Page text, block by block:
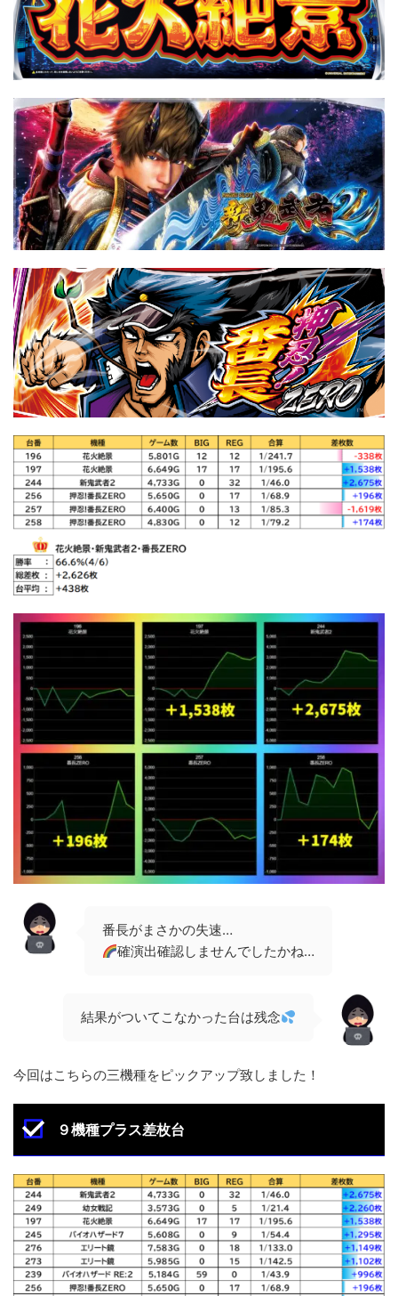
番長がまさかの失速…
確演出確認しませんでしたかね…
結果がついてこなかった台は残念
今回はこちらの三機種をピックアップ致しました！
９機種プラス差枚台